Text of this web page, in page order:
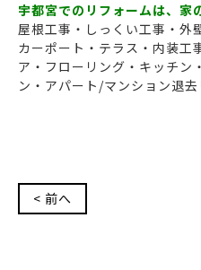
宇都宮でのリフォームは、家
屋根工事・しっくい工事・外
カーポート・テラス・内装工
ア・フローリング・キッチン
ン・アパート/マンション退
< 前へ